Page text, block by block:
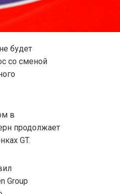
будет
со сменой
в
продолжает
GT.
Group